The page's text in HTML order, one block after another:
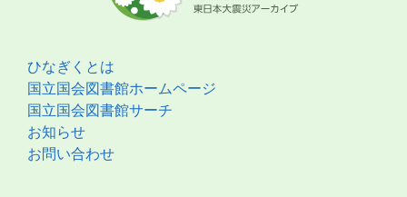
ひなぎくとは
国立国会図書館ホームページ
国立国会図書館サーチ
お知らせ
お問い合わせ